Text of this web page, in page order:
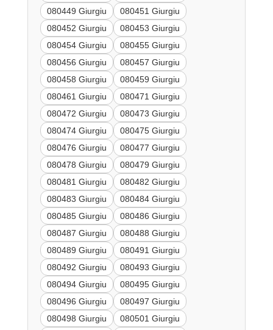
080449 Giurgiu
080451 Giurgiu
080452 Giurgiu
080453 Giurgiu
080454 Giurgiu
080455 Giurgiu
080456 Giurgiu
080457 Giurgiu
080458 Giurgiu
080459 Giurgiu
080461 Giurgiu
080471 Giurgiu
080472 Giurgiu
080473 Giurgiu
080474 Giurgiu
080475 Giurgiu
080476 Giurgiu
080477 Giurgiu
080478 Giurgiu
080479 Giurgiu
080481 Giurgiu
080482 Giurgiu
080483 Giurgiu
080484 Giurgiu
080485 Giurgiu
080486 Giurgiu
080487 Giurgiu
080488 Giurgiu
080489 Giurgiu
080491 Giurgiu
080492 Giurgiu
080493 Giurgiu
080494 Giurgiu
080495 Giurgiu
080496 Giurgiu
080497 Giurgiu
080498 Giurgiu
080501 Giurgiu